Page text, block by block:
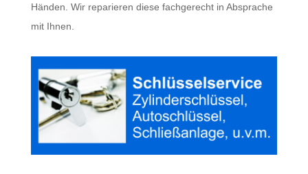
Händen. Wir reparieren diese fachgerecht in Absprache
mit Ihnen.